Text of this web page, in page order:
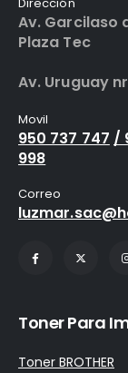
Av. Garcilaso
Plaza Tec
Av. Uruguay
Movil
950 737 747 /
998
Correo
Toner Para
Toner BROTHER